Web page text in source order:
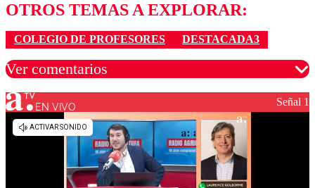
OTROS TEMAS A EXPLORAR:
COLEGIO DE PROFESORES DESTACADA3
Ver comentarios
Los comentarios son moderados para garantizar un
diálogo respetuoso.
EN VIVO Señal 1